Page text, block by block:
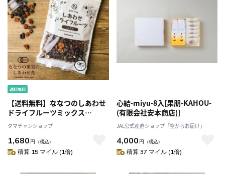
【送料無料】ななつのしあわせ
ドライフルーツミックス
250g【メール便】有機オーガニ
ック原料100% おやつ いちじく
デーツ プチギフト タマチャン
ショップ
タマチャンショップ
1,680 円 （税込）
積算 15 マイル (1倍)
心結-miyu-8入[果朋-KAHOU-
(有限会社安本商店)]
JAL公式産直ショップ「空からお届け」
4,000 円 （税込）
積算 37 マイル (1倍)